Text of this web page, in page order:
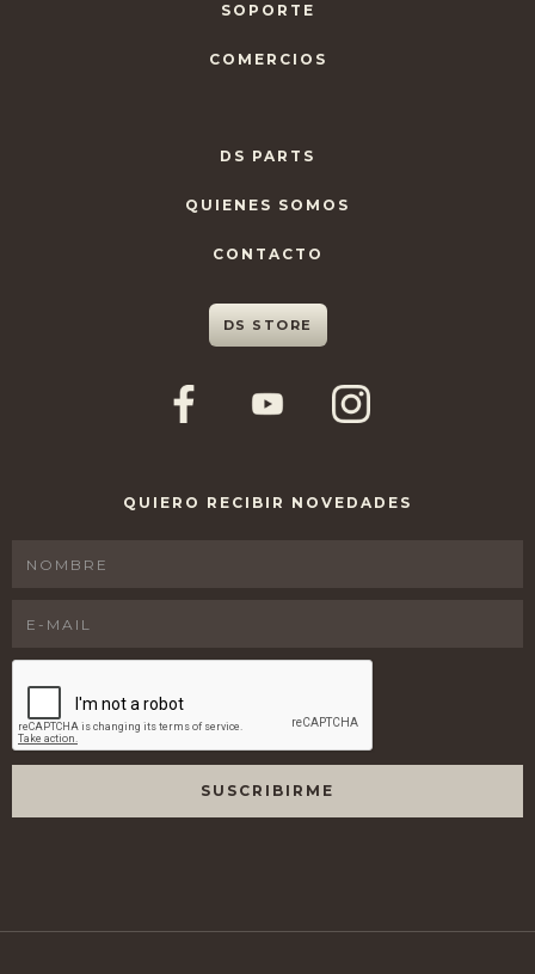
SOPORTE
COMERCIOS
DS PARTS
QUIENES SOMOS
CONTACTO
DS STORE
QUIERO RECIBIR NOVEDADES